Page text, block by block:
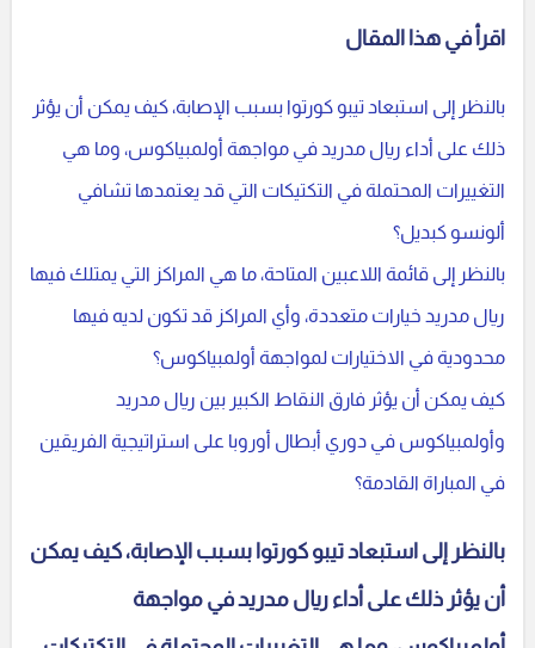
اقرأ في هذا المقال
بالنظر إلى استبعاد تيبو كورتوا بسبب الإصابة، كيف يمكن أن يؤثر
ذلك على أداء ريال مدريد في مواجهة أولمبياكوس، وما هي
التغييرات المحتملة في التكتيكات التي قد يعتمدها تشافي
ألونسو كبديل؟
بالنظر إلى قائمة اللاعبين المتاحة، ما هي المراكز التي يمتلك فيها
ريال مدريد خيارات متعددة، وأي المراكز قد تكون لديه فيها
محدودية في الاختيارات لمواجهة أولمبياكوس؟
كيف يمكن أن يؤثر فارق النقاط الكبير بين ريال مدريد
وأولمبياكوس في دوري أبطال أوروبا على استراتيجية الفريقين
في المباراة القادمة؟
بالنظر إلى استبعاد تيبو كورتوا بسبب الإصابة، كيف يمكن
أن يؤثر ذلك على أداء ريال مدريد في مواجهة